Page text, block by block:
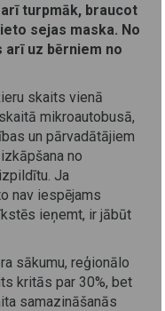
turpmāk, braucot
sejas maska. No
uz bērniem no
skaits vienā
mikroautobusā,
un pārvadātājiem
no
Ja
nav iespējams
ieņemt, ir jābūt
sākumu, reģionālo
kritās par 30%, bet
samazināšanās